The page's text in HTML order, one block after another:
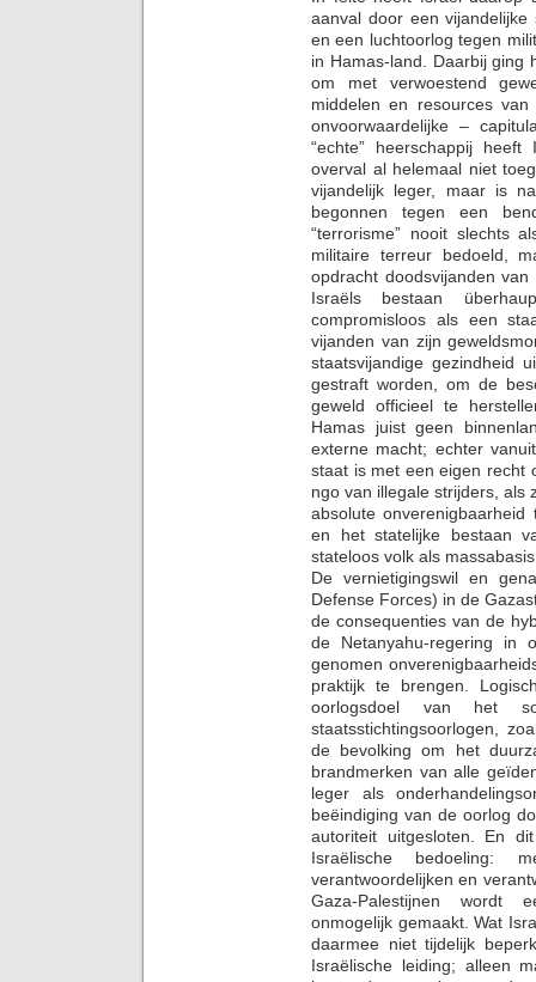
aanval door een
en een luchtoorlog tegen
in Hamas-land. Daarbij ging
om met verwoestend
middelen en resources
onvoorwaardelijke –
“echte” heerschappij
overval al helemaal niet
vijandelijk leger, maar is
begonnen tegen een
“terrorisme” nooit slechts
militaire terreur bedoeld,
opdracht doodsvijanden
Israëls bestaan
compromisloos als een
vijanden van zijn
staatsvijandige gezindheid
gestraft worden, om de
geweld officieel te
Hamas juist geen
externe macht; echter
staat is met een eigen recht
ngo van illegale strijders, als
absolute
en het statelijke bestaan
stateloos volk als
De vernietigingswil en
Defense Forces) in de
de consequenties van de
de Netanyahu-regering in
genomen
praktijk te brengen.
oorlogsdoel van het
staatsstichtingsoorlogen,
de bevolking om het
brandmerken van alle
leger als
beëindiging van de oorlog
autoriteit uitgesloten. En
Israëlische
verantwoordelijken en
Gaza-Palestijnen wordt
onmogelijk gemaakt. Wat
daarmee niet tijdelijk
Israëlische leiding; alleen